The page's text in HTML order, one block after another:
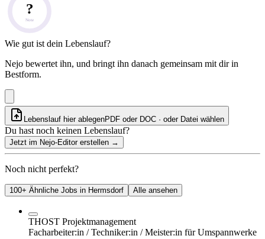
?
Note
Wie gut ist dein Lebenslauf?
Nejo bewertet ihn, und bringt ihn danach gemeinsam mit dir in
Bestform.
Lebenslauf hier ablegenPDF oder DOC · oder Datei wählen
Du hast noch keinen Lebenslauf?
Jetzt im Nejo-Editor erstellen →
Noch nicht perfekt?
100+ Ähnliche Jobs in Hermsdorf Alle ansehen
THOST Projektmanagement
Facharbeiter:in / Techniker:in / Meister:in für Umspannwerke